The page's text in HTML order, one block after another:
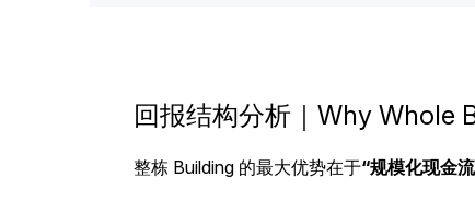
回报结构分析｜Why Whole
整栋 Building 的最大优势在于“规模化现金